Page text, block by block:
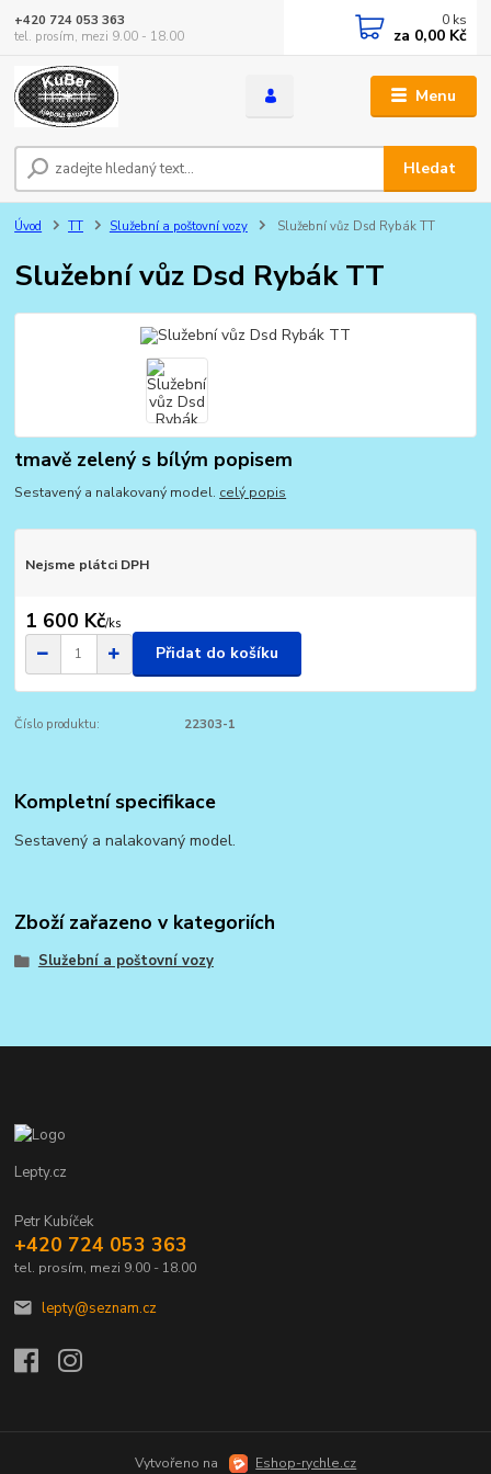
Menu
Hledat
+420 724 053 363
tel. prosím, mezi 9.00 - 18.00
0 ks
za 0,00 Kč
Úvod TT Služební a poštovní vozy Služební vůz Dsd Rybák TT
Služební vůz Dsd Rybák TT
tmavě zelený s bílým popisem
Sestavený a nalakovaný model. celý popis
Nejsme plátci DPH
1 600 Kč/ks
Přidat do košíku
Číslo produktu: 22303-1
Kompletní specifikace
Sestavený a nalakovaný model.
Zboží zařazeno v kategoriích
Služební a poštovní vozy
Lepty.cz
Petr Kubíček
+420 724 053 363
tel. prosím, mezi 9.00 - 18.00
lepty@seznam.cz
Vytvořeno na Eshop-rychle.cz